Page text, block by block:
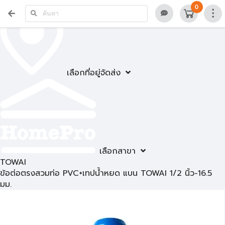
เลือกที่อยู่จัดส่ง
เลือกสาขา
0
TOWAI
ข้อต่อตรงสวมท่อ PVC+เทปน้ำหยด แบน TOWAI 1/2 นิ้ว-16.5
มม.